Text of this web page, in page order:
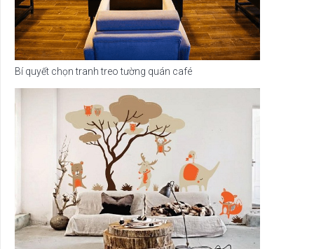
Bí quyết chọn tranh treo tường quán café